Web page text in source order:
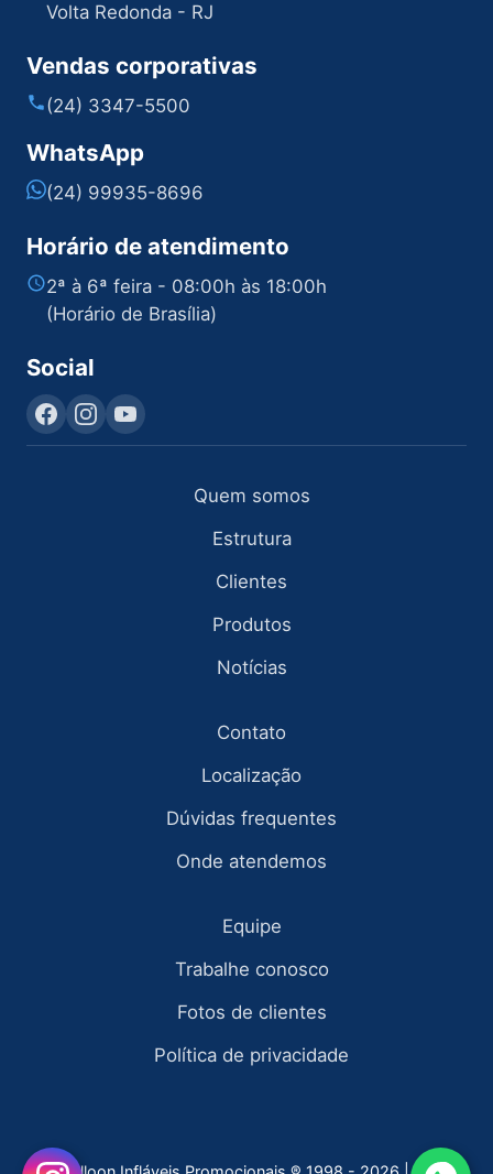
Volta Redonda - RJ
Vendas corporativas
(24) 3347-5500
WhatsApp
(24) 99935-8696
Horário de atendimento
2ª à 6ª feira - 08:00h às 18:00h
(Horário de Brasília)
Social
Quem somos
Estrutura
Clientes
Produtos
Notícias
Contato
Localização
Dúvidas frequentes
Onde atendemos
Equipe
Trabalhe conosco
Fotos de clientes
Política de privacidade